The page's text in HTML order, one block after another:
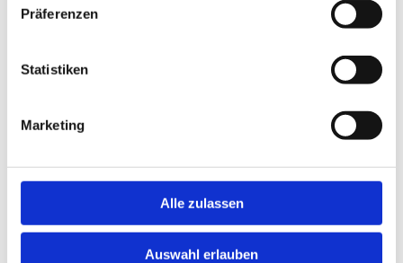
Präferenzen
Statistiken
Marketing
Alle zulassen
Auswahl erlauben
ANSCHRIFT
31515 Wunstorf
Kontaktdaten
Telefon:(05031) 51 54 000